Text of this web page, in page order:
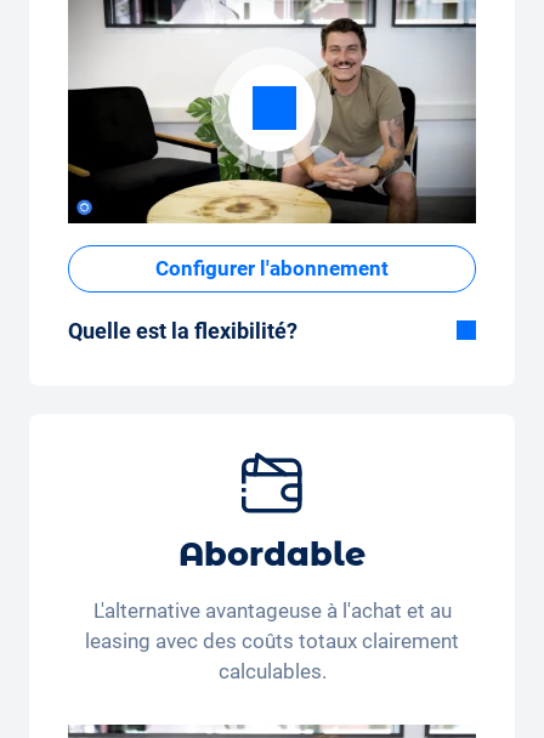
Configurer l'abonnement
Quelle est la flexibilité?
pendant quelques mois ou plusieurs années.
Forfait kilométrique mensuel flexible
mois (350 kilomètres) ou beaucoup de
forfait kilométrique peut être ajusté
confortablement sur l'application.
Abordable
L'alternative avantageuse à l'achat et au
leasing avec des coûts totaux clairement
calculables.